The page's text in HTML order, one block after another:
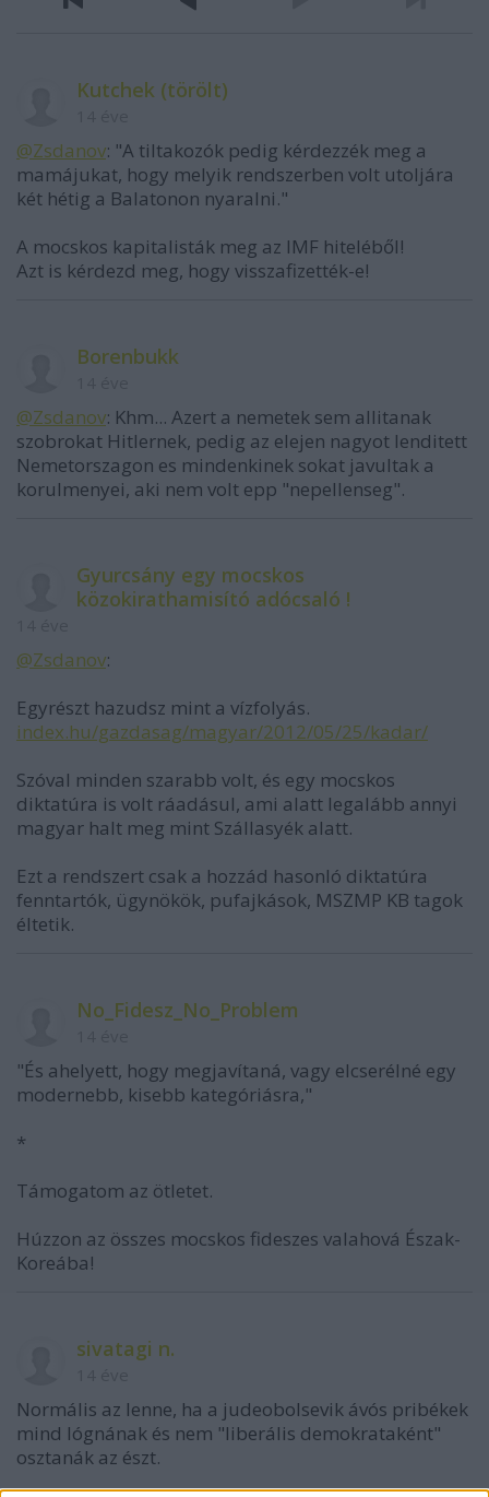
Kutchek (törölt)
@Zsdanov: "A tiltakozók pedig kérdezzék meg a
mamájukat, hogy melyik rendszerben volt utoljára
két hétig a Balatonon nyaralni."
A mocskos kapitalisták meg az IMF hiteléből!
Azt is kérdezd meg, hogy visszafizették-e!
Borenbukk
@Zsdanov: Khm... Azert a nemetek sem allitanak
szobrokat Hitlernek, pedig az elejen nagyot lenditett
Nemetorszagon es mindenkinek sokat javultak a
korulmenyei, aki nem volt epp "nepellenseg".
Gyurcsány egy mocskos
közokirathamisító adócsaló !
@Zsdanov:
Egyrészt hazudsz mint a vízfolyás.
index.hu/gazdasag/magyar/2012/05/25/kadar/
Szóval minden szarabb volt, és egy mocskos
diktatúra is volt ráadásul, ami alatt legalább annyi
magyar halt meg mint Szállasyék alatt.
Ezt a rendszert csak a hozzád hasonló diktatúra
fenntartók, ügynökök, pufajkások, MSZMP KB tagok
éltetik.
No_Fidesz_No_Problem
"És ahelyett, hogy megjavítaná, vagy elcserélné egy
modernebb, kisebb kategóriásra,"
*
Támogatom az ötletet.
Húzzon az összes mocskos fideszes valahová Észak-
Koreába!
sivatagi n.
Normális az lenne, ha a judeobolsevik ávós pribékek
mind lógnának és nem "liberális demokrataként"
osztanák az észt.